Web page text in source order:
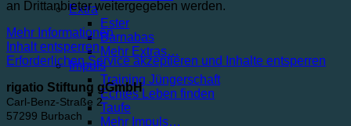
Extra
Ester
Barnabas
Mehr Extras…
Impuls
Training Jüngerschaft
Echtes Leben finden
Taufe
Mehr Impuls…
an Drittanbieter weitergegeben werden.
Mehr Informationen
Inhalt entsperren
Erforderlichen Service akzeptieren und Inhalte entsperren
rigatio Stiftung gGmbH
Carl-Benz-Straße 2
57299 Burbach